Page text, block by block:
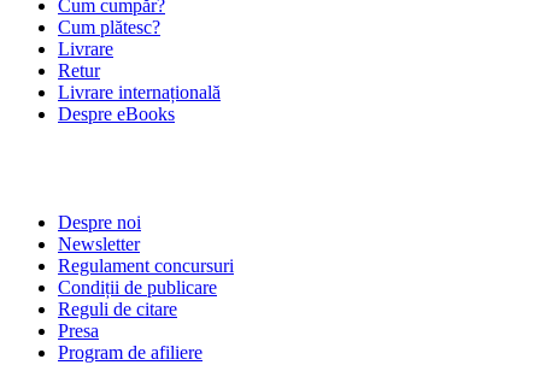
Cum cumpăr?
Cum plătesc?
Livrare
Retur
Livrare internațională
Despre eBooks
Despre noi
Newsletter
Regulament concursuri
Condiții de publicare
Reguli de citare
Presa
Program de afiliere